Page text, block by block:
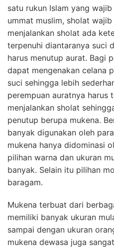
satu rukun Islam yang
ummat muslim, sholat
menjalankan sholat ada
terpenuhi diantaranya suci
harus menutup aurat. Bagi
dapat mengenakan celana
suci sehingga lebih
perempuan auratnya harus
menjalankan sholat
penutup berupa mukena.
banyak digunakan oleh
mukena hanya didominasi
pilihan warna dan ukuran
banyak. Selain itu pilihan
baragam.
Mukena terbuat dari
memiliki banyak ukuran
sampai dengan ukuran
mukena dewasa juga